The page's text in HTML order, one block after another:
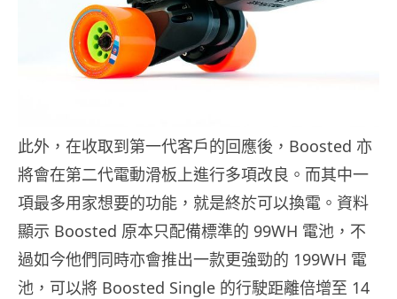
此外，在收取到第一代客戶的回應後，Boosted 亦
將會在第二代電動滑板上進行多項改良。而其中一
項最多用家想要的功能，就是終於可以換電。資料
顯示 Boosted 原本只配備標準的 99WH 電池，不
過如今他們同時亦會推出一款更強勁的 199WH 電
池，可以將 Boosted Single 的行駛距離倍增至 14